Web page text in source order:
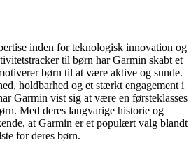
inden for teknologisk innovation og
til børn har Garmin skabt et
børn til at være aktive og sunde.
holdbarhed og et stærkt engagement i
Garmin vist sig at være en førsteklasses
Med deres langvarige historie og
at Garmin er et populært valg blandt
for deres børn.